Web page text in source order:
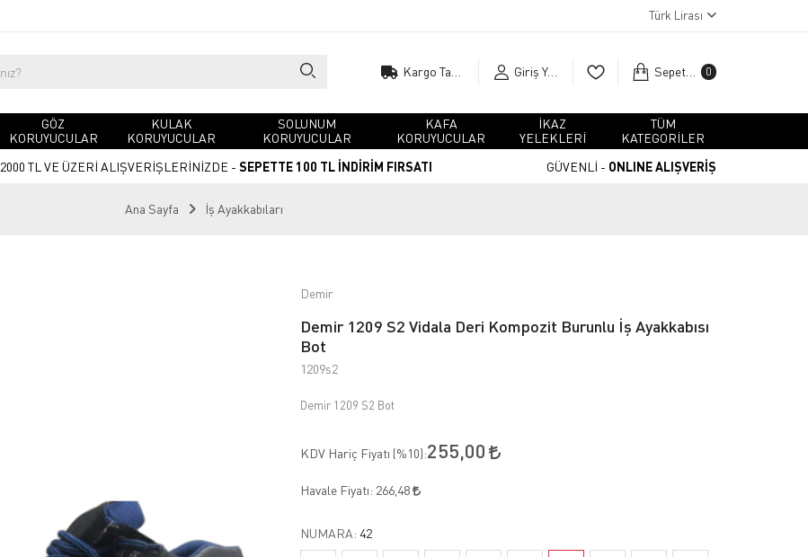
Türk Lirası
Giriş Yap Sepetim 0
GÖZ
KORUYUCULAR
KULAK
KORUYUCULAR
SOLUNUM
KORUYUCULAR
KAFA
KORUYUCULAR
İKAZ
YELEKLERİ
TÜM
KATEGORİLER
2000 TL VE ÜZERİ ALIŞVERİŞLERİNİZDE - SEPETTE 100 TL İNDİRİM FIRSATI GÜVENLİ - ONLINE ALIŞVERİŞ
Ana Sayfa İş Ayakkabıları
Demir
Demir 1209 S2 Vidala Deri Kompozit Burunlu İş Ayakkabısı
Bot
1209s2
Demir 1209 S2 Bot
KDV Hariç Fiyatı (%10):255,00
Havale Fiyatı: 266,48
NUMARA: 42